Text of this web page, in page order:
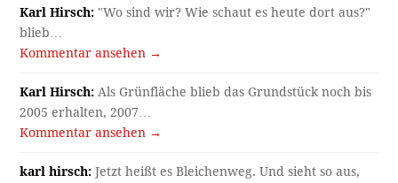
Karl Hirsch: "Wo sind wir? Wie schaut es heute dort aus?"
blieb…
Kommentar ansehen →
Karl Hirsch: Als Grünfläche blieb das Grundstück noch bis
2005 erhalten, 2007…
Kommentar ansehen →
karl hirsch: Jetzt heißt es Bleichenweg. Und sieht so aus,